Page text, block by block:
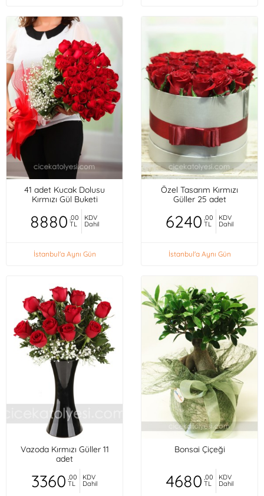
41 adet Kucak Dolusu
Kırmızı Gül Buketi
8880 ,00
TL
KDV
Dahil
İstanbul'a Aynı Gün
Özel Tasarım Kırmızı
Güller 25 adet
6240 ,00
TL
KDV
Dahil
İstanbul'a Aynı Gün
Vazoda Kırmızı Güller 11
adet
3360 ,00
TL
KDV
Dahil
Bonsai Çiçeği
4680 ,00
TL
KDV
Dahil